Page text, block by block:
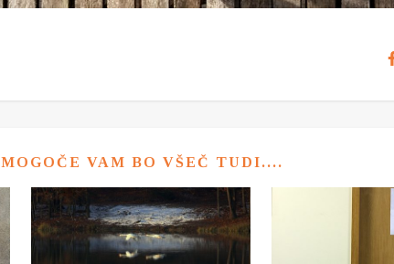
MOGOČE VAM BO VŠEČ TUDI....